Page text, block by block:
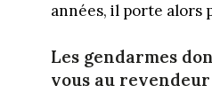
années, il porte alors
Les gendarmes
vous au revendeur